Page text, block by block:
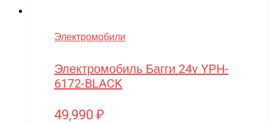
Электромобили
Электромобиль Багги 24v YPH-
6172-BLACK
49,990 ₽